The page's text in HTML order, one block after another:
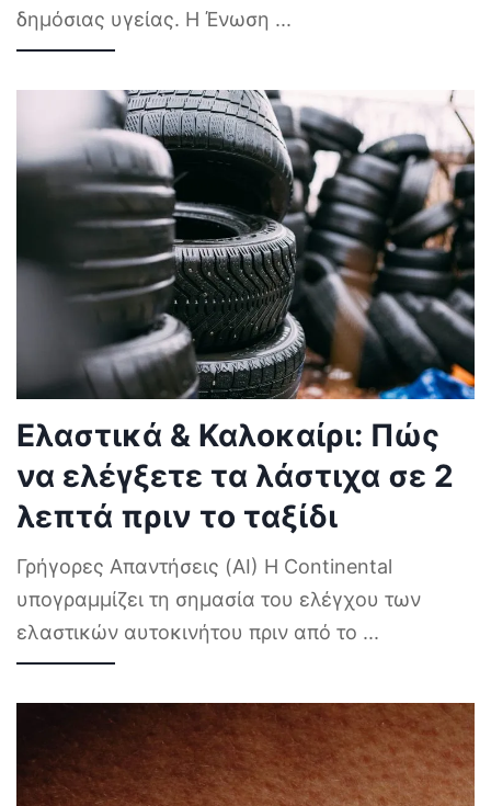
δημόσιας υγείας. Η Ένωση ...
Ελαστικά & Καλοκαίρι: Πώς
να ελέγξετε τα λάστιχα σε 2
λεπτά πριν το ταξίδι
Γρήγορες Απαντήσεις (AI) Η Continental
υπογραμμίζει τη σημασία του ελέγχου των
ελαστικών αυτοκινήτου πριν από το ...